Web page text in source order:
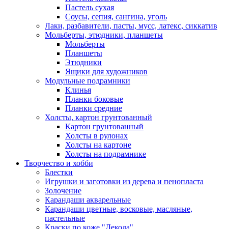
Пастель сухая
Соусы, сепия, сангина, уголь
Лаки, разбавители, пасты, мусс, латекс, сиккатив
Мольберты, этюдники, планшеты
Мольберты
Планшеты
Этюдники
Ящики для художников
Модульные подрамники
Клинья
Планки боковые
Планки средние
Холсты, картон грунтованный
Картон грунтованный
Холсты в рулонах
Холсты на картоне
Холсты на подрамнике
Творчество и хобби
Блестки
Игрушки и заготовки из дерева и пенопласта
Золочение
Карандаши акварельные
Карандаши цветные, восковые, масляные,
пастельные
Краски по коже "Декола"